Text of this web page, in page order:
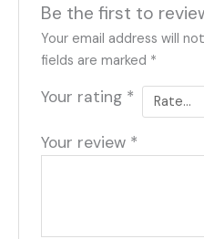
Be the first to
Your email address will
fields are marked *
Your rating *
Your review *